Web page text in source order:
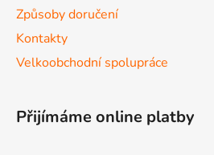
Způsoby doručení
Kontakty
Velkoobchodní spolupráce
Přijímáme online platby